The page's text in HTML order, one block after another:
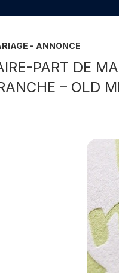
- ANNONCE
PART DE
– OLD